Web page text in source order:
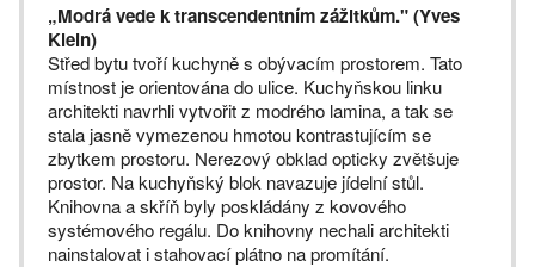
„Modrá vede k transcendentním zážitkům." (Yves
Klein)
Střed bytu tvoří kuchyně s obývacím prostorem. Tato
místnost je orientována do ulice. Kuchyňskou linku
architekti navrhli vytvořit z modrého lamina, a tak se
stala jasně vymezenou hmotou kontrastujícím se
zbytkem prostoru. Nerezový obklad opticky zvětšuje
prostor. Na kuchyňský blok navazuje jídelní stůl.
Knihovna a skříň byly poskládány z kovového
systémového regálu. Do knihovny nechali architekti
nainstalovat i stahovací plátno na promítání.